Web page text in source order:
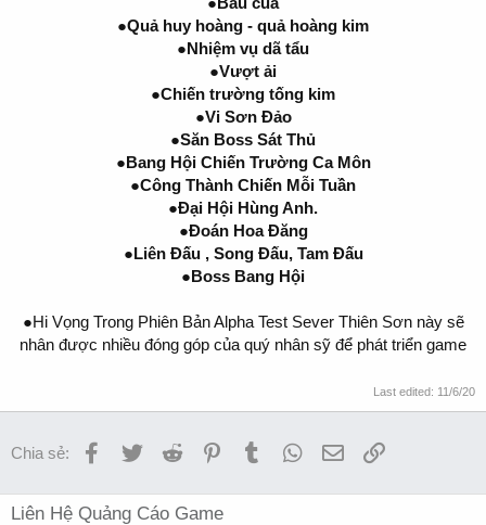
●Quả huy hoàng - quả hoàng kim
●Nhiệm vụ dã tẩu
●Vượt ải
●Chiến trường tống kim
●Vi Sơn Đảo
●Săn Boss Sát Thủ
●Bang Hội Chiến Trường Ca Môn
●Công Thành Chiến Mỗi Tuần
●Đại Hội Hùng Anh.
●Đoán Hoa Đăng
●Liên Đấu , Song Đấu, Tam Đấu
●Boss Bang Hội
●Hi Vọng Trong Phiên Bản Alpha Test Sever Thiên Sơn này sẽ
nhân được nhiều đóng góp của quý nhân sỹ để phát triển game
Last edited: 11/6/20
Chia sẻ: Facebook
TwitterReddit PinterestTumblrWhatsApp
EmailLink
Liên Hệ Quảng Cáo Game